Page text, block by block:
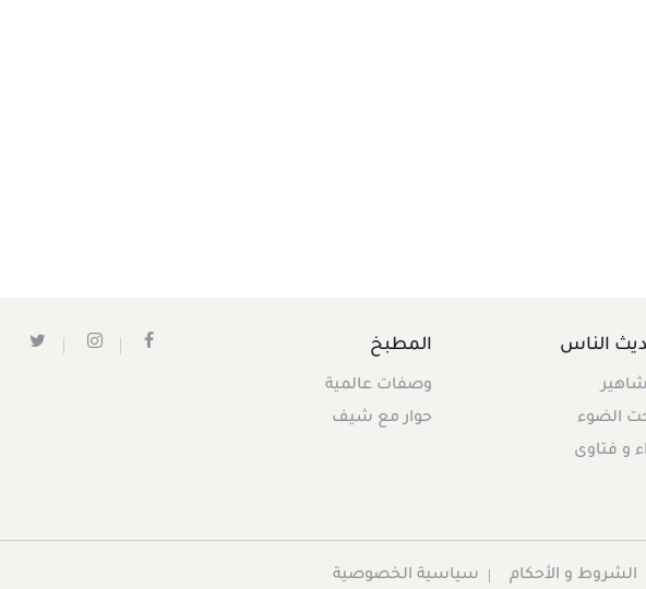
الناس
الضوء
و فتاوى
المطبخ
وصفات عالمية
حوار مع شيف
الشروط و الأحكام سياسية الخصوصية